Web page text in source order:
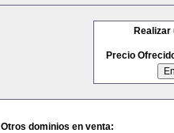
Realizar
Precio
Otros dominios en venta: